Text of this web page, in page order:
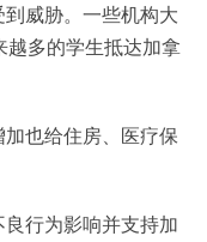
威胁。一些机构大
多的学生抵达加拿
也给住房、医疗保
行为影响并支持加